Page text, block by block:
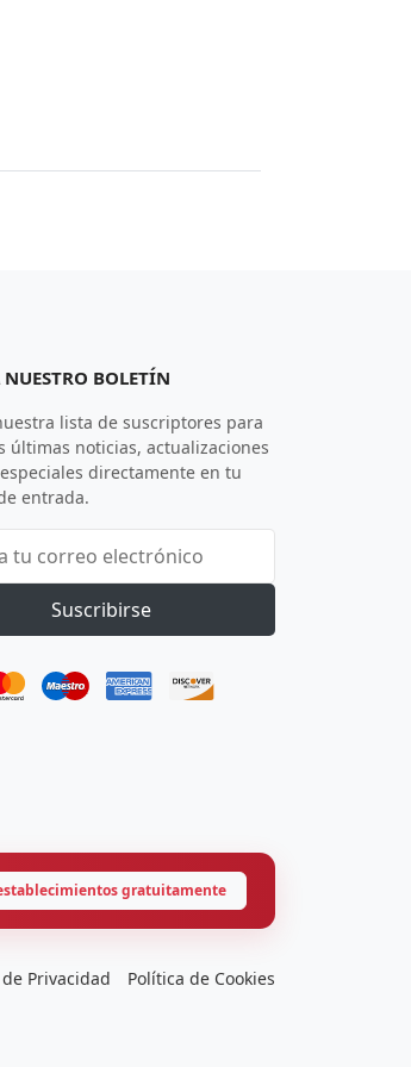
NUESTRO BOLETÍN
lista de suscriptores para
últimas noticias, actualizaciones
directamente en tu
entrada.
Suscribirse
gratuitamente
Privacidad Política de Cookies